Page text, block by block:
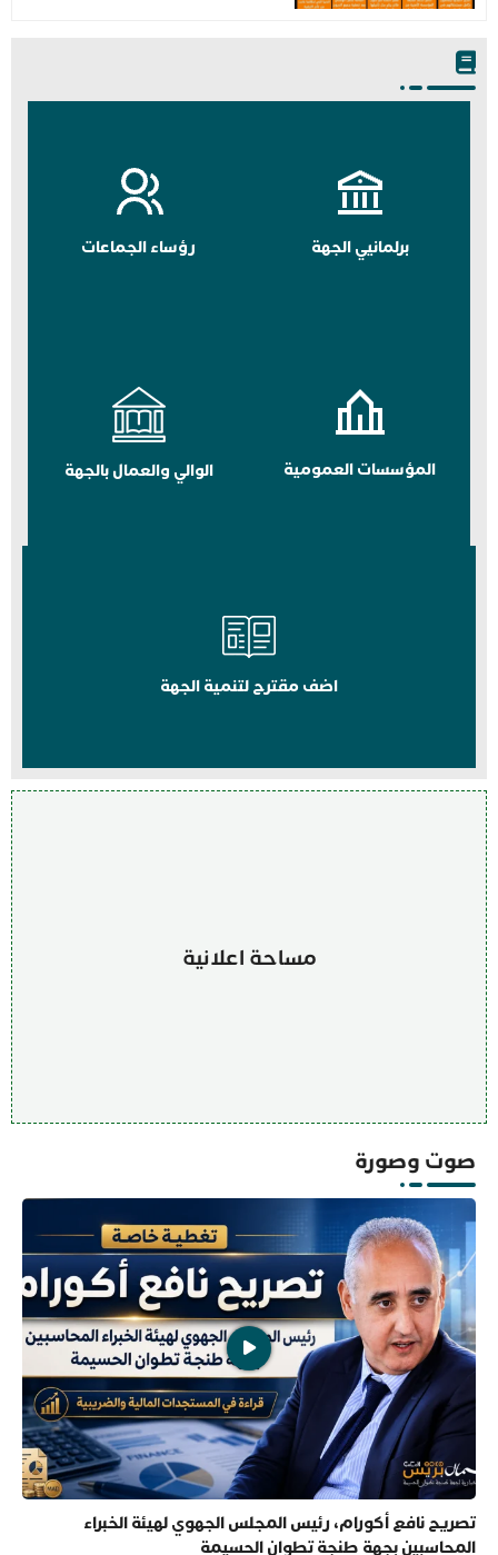
برلمانيي الجهة رؤساء الجماعات
المؤسسات العمومية الوالي والعمال بالجهة
اضف مقترح لتنمية الجهة
مساحة اعلانية
صوت وصورة
تصريح نافع أكورام، رئيس المجلس الجهوي لهيئة الخبراء
المحاسبين بجهة طنجة تطوان الحسيمة